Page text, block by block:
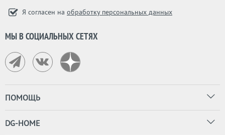
Я согласен на обработку персональных данных
МЫ В СОЦИАЛЬНЫХ СЕТЯХ
ПОМОЩЬ
DG-HOME